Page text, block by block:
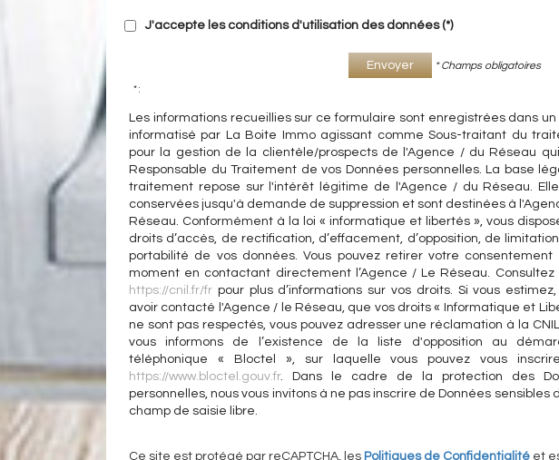
J'accepte les conditions d'utilisation des données (*)
Envoyer * Champs obligatoires
* :
Les informations recueillies sur ce formulaire sont enregistrées dans un
informatisé par La Boite Immo agissant comme Sous-traitant du
pour la gestion de la clientèle/prospects de l'Agence / du Réseau
Responsable du Traitement de vos Données personnelles. La base
traitement repose sur l'intérêt légitime de l'Agence / du Réseau.
conservées jusqu'à demande de suppression et sont destinées à
Réseau. Conformément à la loi « informatique et libertés », vous
droits d’accès, de rectification, d’effacement, d’opposition, de
portabilité de vos données. Vous pouvez retirer votre
moment en contactant directement l’Agence / Le Réseau. Consultez
https://cnil.fr/fr pour plus d’informations sur vos droits. Si vous
avoir contacté l'Agence / le Réseau, que vos droits « Informatique et
ne sont pas respectés, vous pouvez adresser une réclamation à la
vous informons de l’existence de la liste d'opposition au
téléphonique « Bloctel », sur laquelle vous pouvez vous
https://www.bloctel.gouv.fr. Dans le cadre de la protection des
personnelles, nous vous invitons à ne pas inscrire de Données sensibles
champ de saisie libre.
Ce site est protégé par reCAPTCHA, les Politiques de Confidentialité et